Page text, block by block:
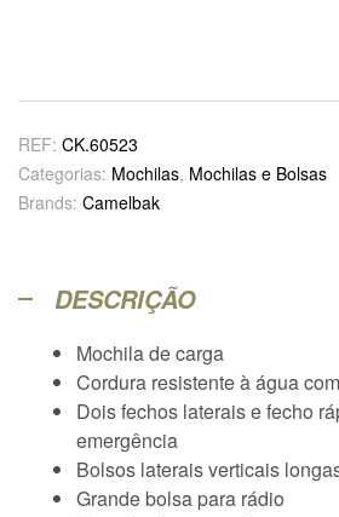
REF: CK.60523
Categorias: Mochilas, Mochilas e Bolsas
Brands: Camelbak
DESCRIÇÃO
Mochila de carga
Cordura resistente à água
Dois fechos laterais e fecho
emergência
Bolsos laterais verticais
Grande bolsa para rádio